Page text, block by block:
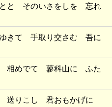
と そのいさをしを 忘れ
きて 手取り交さむ 吾に
相めでて 蓼科山に ふた
送りこし 君おもかげに